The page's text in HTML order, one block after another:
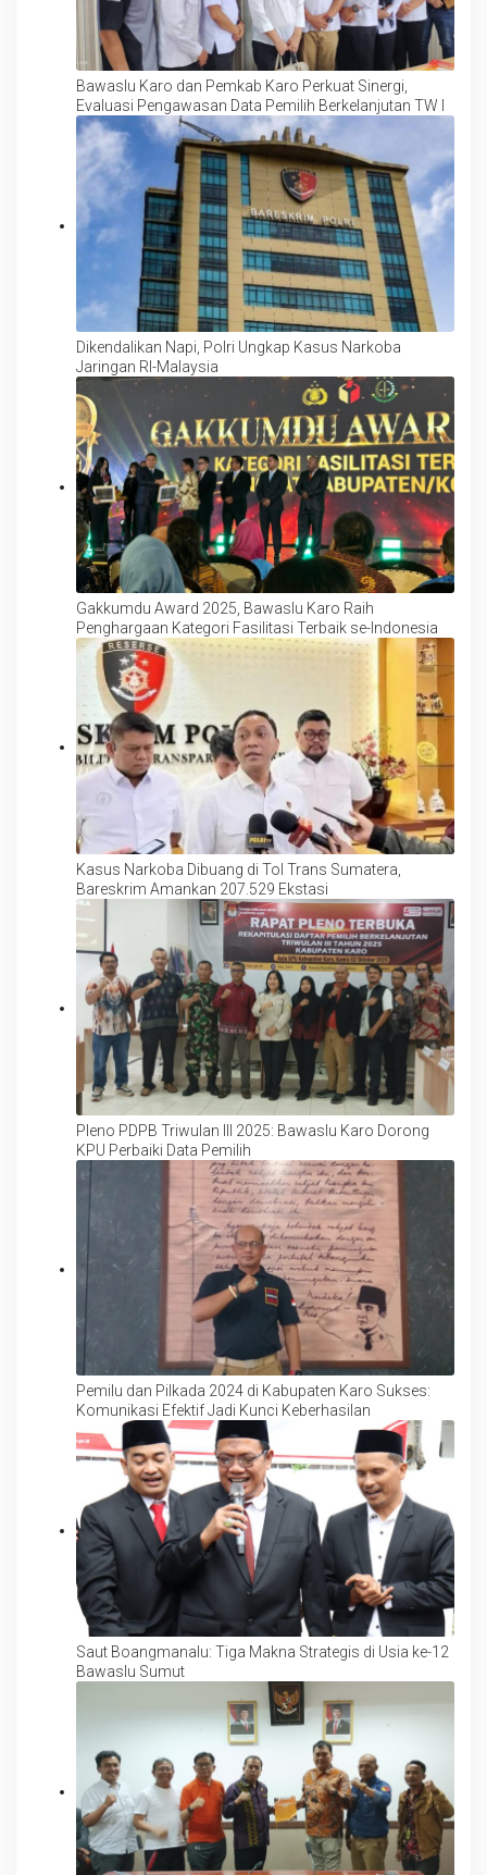
Bawaslu Karo dan Pemkab Karo Perkuat Sinergi,
Evaluasi Pengawasan Data Pemilih Berkelanjutan TW I
Dikendalikan Napi, Polri Ungkap Kasus Narkoba
Jaringan RI-Malaysia
Gakkumdu Award 2025, Bawaslu Karo Raih
Penghargaan Kategori Fasilitasi Terbaik se-Indonesia
Kasus Narkoba Dibuang di Tol Trans Sumatera,
Bareskrim Amankan 207.529 Ekstasi
Pleno PDPB Triwulan III 2025: Bawaslu Karo Dorong
KPU Perbaiki Data Pemilih
Pemilu dan Pilkada 2024 di Kabupaten Karo Sukses:
Komunikasi Efektif Jadi Kunci Keberhasilan
Saut Boangmanalu: Tiga Makna Strategis di Usia ke-12
Bawaslu Sumut